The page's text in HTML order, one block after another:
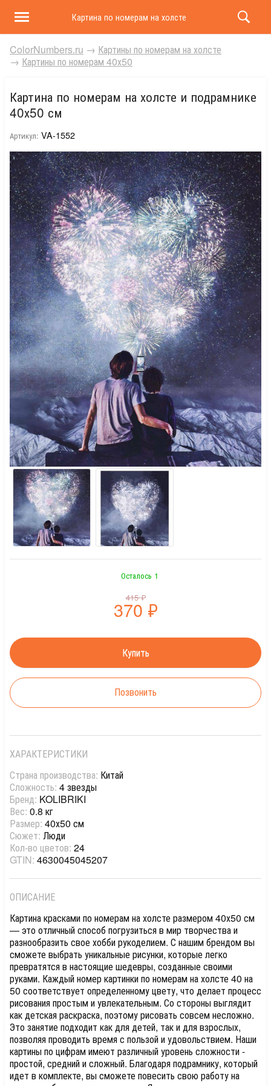
Картина по номерам на холсте и подрамнике 40х50
ColorNumbers.ru → Картины по номерам на холсте
→ Картины по номерам 40х50
Картина по номерам на холсте и подрамнике
40х50 см
Артикул: VA-1552
Осталось 1
415₽
370 ₽
Позвонить
ХАРАКТЕРИСТИКИ
Страна производства: Китай
Сложность: 4 звезды
Бренд: KOLIBRIKI
Вес: 0.8 кг
Размер: 40х50 см
Сюжет: Люди
Кол-во цветов: 24
GTIN: 4630045045207
ОПИСАНИЕ
Картина красками по номерам на холсте размером 40х50 см
— это отличный способ погрузиться в мир творчества и
разнообразить свое хобби рукоделием. С нашим брендом вы
сможете выбрать уникальные рисунки, которые легко
превратятся в настоящие шедевры, созданные своими
руками. Каждый номер картинки по номерам на холсте 40 на
50 соответствует определенному цвету, что делает процесс
рисования простым и увлекательным. Со стороны выглядит
как детская раскраска, поэтому рисовать совсем несложно.
Это занятие подходит как для детей, так и для взрослых,
позволяя проводить время с пользой и удовольствием. Наши
картины по цифрам имеют различный уровень сложности -
простой, средний и сложный. Благодаря подрамнику, который
идет в комплекте, вы сможете повесить свою работу на